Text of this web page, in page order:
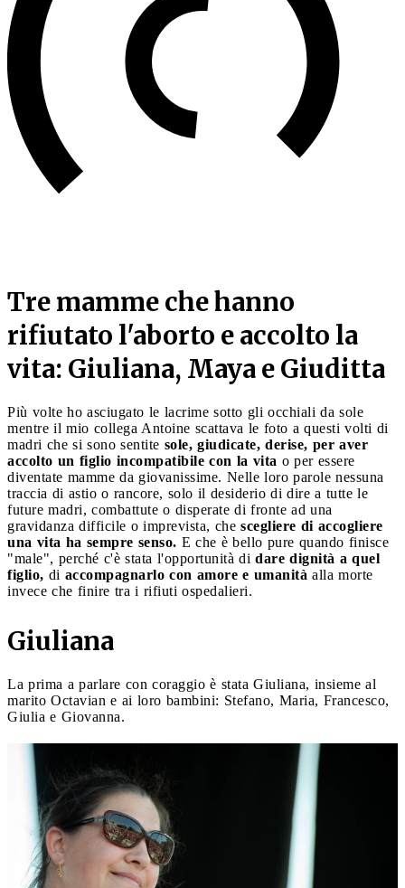
Tre mamme che hanno
rifiutato l'aborto e accolto la
vita: Giuliana, Maya e Giuditta
Più volte ho asciugato le lacrime sotto gli occhiali da sole
mentre il mio collega Antoine scattava le foto a questi volti di
madri che si sono sentite sole, giudicate, derise, per aver
accolto un figlio incompatibile con la vita o per essere
diventate mamme da giovanissime. Nelle loro parole nessuna
traccia di astio o rancore, solo il desiderio di dire a tutte le
future madri, combattute o disperate di fronte ad una
gravidanza difficile o imprevista, che scegliere di accogliere
una vita ha sempre senso. E che è bello pure quando finisce
"male", perché c'è stata l'opportunità di dare dignità a quel
figlio, di accompagnarlo con amore e umanità alla morte
invece che finire tra i rifiuti ospedalieri.
Giuliana
La prima a parlare con coraggio è stata Giuliana, insieme al
marito Octavian e ai loro bambini: Stefano, Maria, Francesco,
Giulia e Giovanna.